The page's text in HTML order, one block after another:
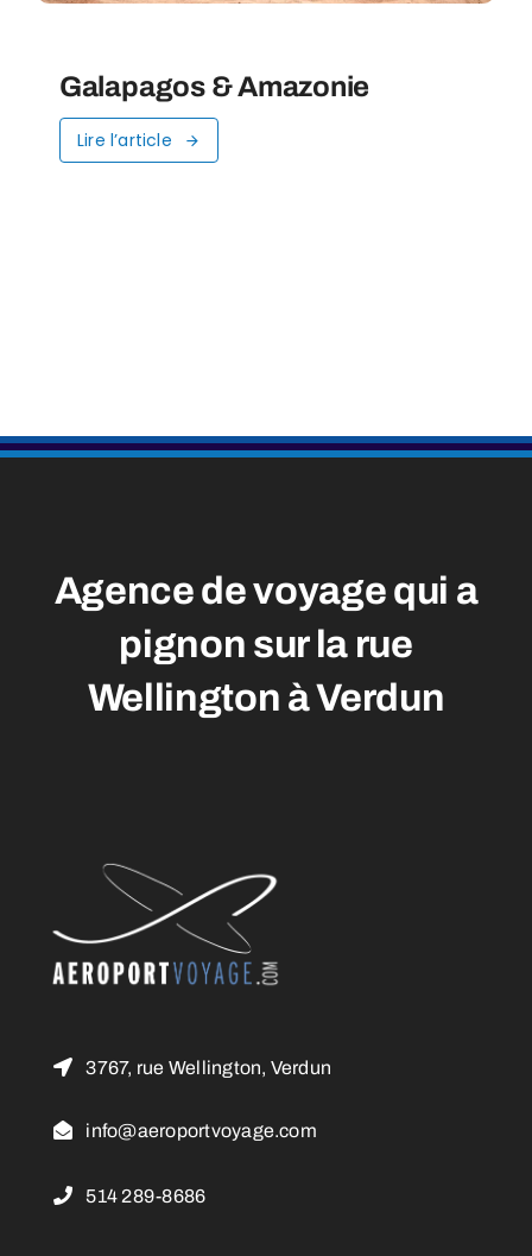
Galapagos & Amazonie
Lire l’article
Agence de voyage qui a
pignon sur la rue
Wellington à Verdun
3767, rue Wellington, Verdun
info@aeroportvoyage.com
514 289-8686